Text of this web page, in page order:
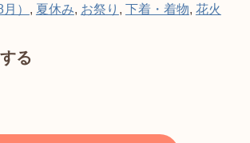
） 夏休み お祭り 下着・着物 花火
る